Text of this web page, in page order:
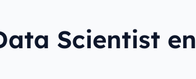
Scientist en